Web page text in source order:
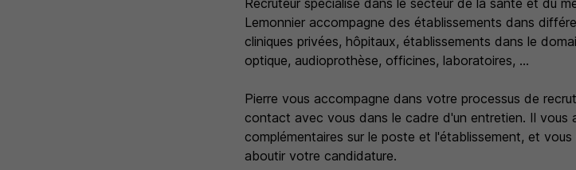
Recruteur spécialisé dans le secteur de la santé et du
Lemonnier accompagne des établissements dans
cliniques privées, hôpitaux, établissements dans le
optique, audioprothèse, officines, laboratoires, ...
Pierre vous accompagne dans votre processus de
contact avec vous dans le cadre d'un entretien. Il vous
complémentaires sur le poste et l'établissement, et
aboutir votre candidature.